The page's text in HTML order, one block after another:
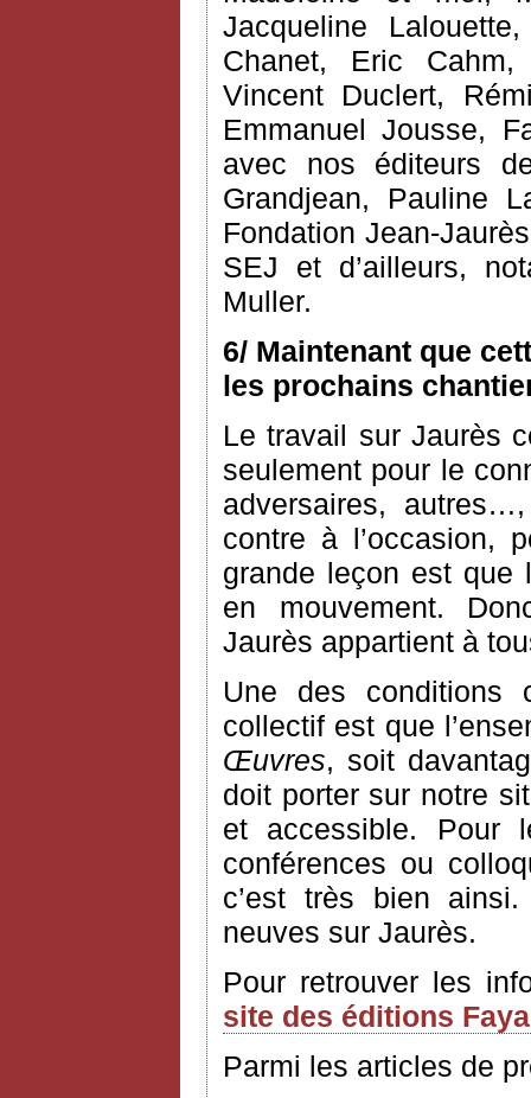
Jacqueline
Chanet, Eric Cahm,
Vincent Duclert,
Emmanuel Jousse,
avec nos éditeurs
Grandjean, Pauline
Fondation Jean-
SEJ et d’ailleurs,
Muller.
6/ Maintenant que
les prochains
Le travail sur Jaurès
seulement pour le
adversaires,
contre à l’occasion,
grande leçon est que
en mouvement.
Jaurès appartient à
Une des conditions
collectif est que
Œuvres, soit
doit porter sur notre
et accessible. Pour
conférences ou
c’est très bien
neuves sur Jaurès.
Pour retrouver les
site des éditions
Parmi les articles de